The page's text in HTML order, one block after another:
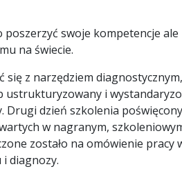
swoje kompetencje
na świecie.
z narzędziem
ustrukturyzowany i
dzień szkolenia poświęcony
w nagranym,
zostało na omówienie pracy
diagnozy.